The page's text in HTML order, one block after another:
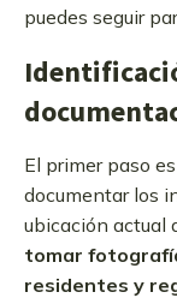
puedes seguir
El primer paso
documentar los
ubicación actual
tomar
residentes y